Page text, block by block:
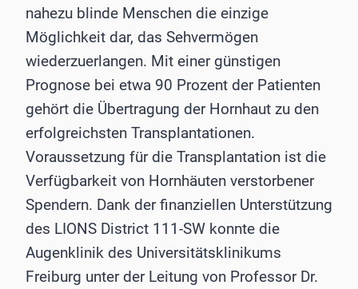
nahezu blinde Menschen die einzige
Möglichkeit dar, das Sehvermögen
wiederzuerlangen. Mit einer günstigen
Prognose bei etwa 90 Prozent der Patienten
gehört die Übertragung der Hornhaut zu den
erfolgreichsten Transplantationen.
Voraussetzung für die Transplantation ist die
Verfügbarkeit von Hornhäuten verstorbener
Spendern. Dank der finanziellen Unterstützung
des LIONS District 111-SW konnte die
Augenklinik des Universitätsklinikums
Freiburg unter der Leitung von Professor Dr.